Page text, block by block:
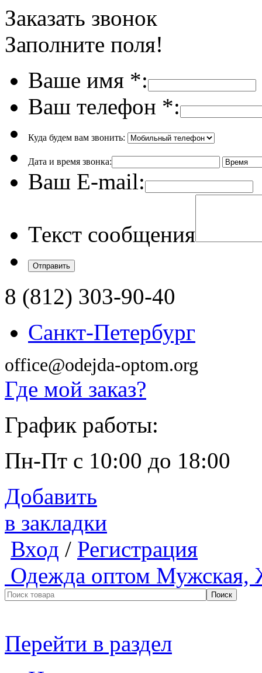
Заказать звонок
Заполните поля!
Ваше имя *:
Ваш телефон *:
Куда будем вам звонить:
Дата и время звонка:
Ваш E-mail:
Текст сообщения
8 (812) 303-90-40
Санкт-Петербург
office@odejda-optom.org
Где мой заказ?
График работы:
Пн-Пт с 10:00 до 18:00
Добавить
в закладки
Вход / Регистрация
Одежда оптом Мужская,
Перейти в раздел